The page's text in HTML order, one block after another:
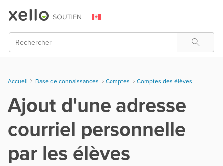
Skip To Main Content
Rechercher
Accueil Base de connaissances > Comptes > Comptes des élèves
Ajout d'une adresse
courriel personnelle
par les élèves